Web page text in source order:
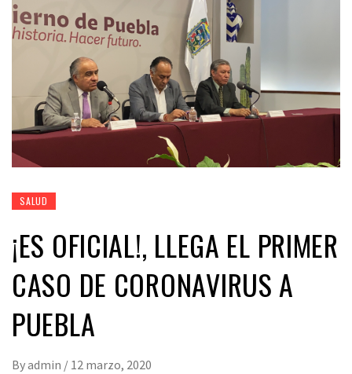
SALUD
¡ES OFICIAL!, LLEGA EL PRIMER
CASO DE CORONAVIRUS A
PUEBLA
Byadmin / 12 marzo, 2020